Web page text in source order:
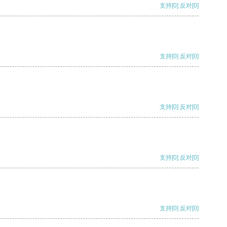
支持[0] 反对[0]
支持[0] 反对[0]
支持[0] 反对[0]
支持[0] 反对[0]
支持[0] 反对[0]